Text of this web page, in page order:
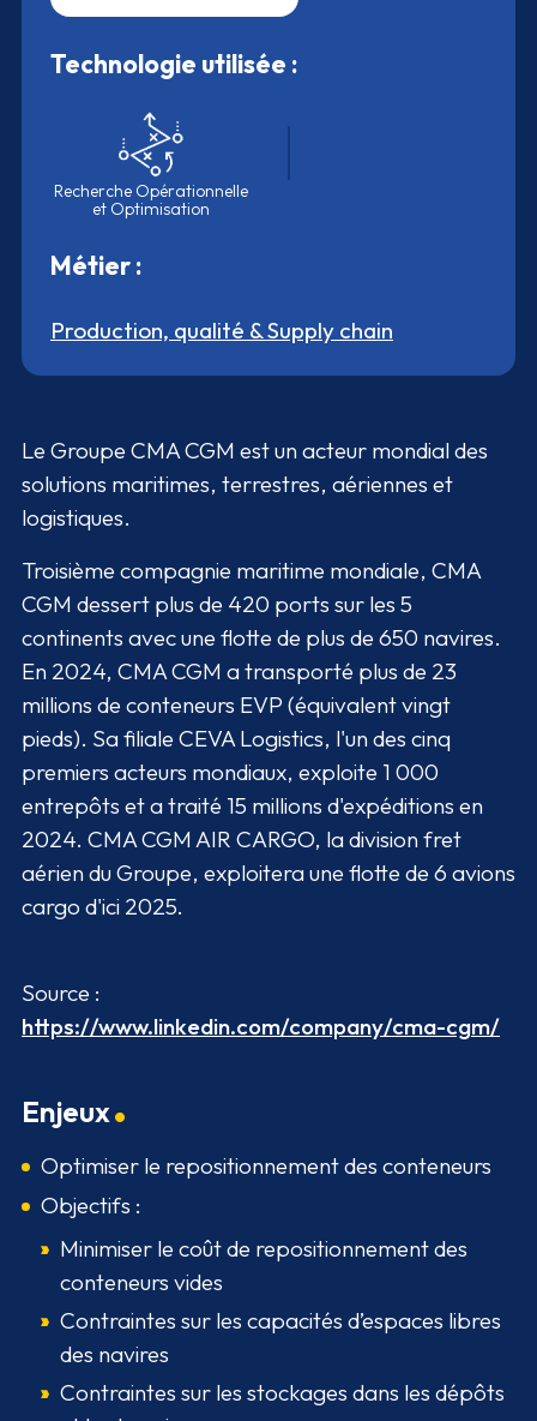
Technologie utilisée :
Recherche Opérationnelle
et Optimisation
Métier :
Production, qualité & Supply chain
Le Groupe CMA CGM est un acteur mondial des
solutions maritimes, terrestres, aériennes et
logistiques.
Troisième compagnie maritime mondiale, CMA
CGM dessert plus de 420 ports sur les 5
continents avec une flotte de plus de 650 navires.
En 2024, CMA CGM a transporté plus de 23
millions de conteneurs EVP (équivalent vingt
pieds). Sa filiale CEVA Logistics, l'un des cinq
premiers acteurs mondiaux, exploite 1 000
entrepôts et a traité 15 millions d'expéditions en
2024. CMA CGM AIR CARGO, la division fret
aérien du Groupe, exploitera une flotte de 6 avions
cargo d'ici 2025.
Source :
https://www.linkedin.com/company/cma-cgm/
Enjeux
Optimiser le repositionnement des conteneurs
Objectifs :
Minimiser le coût de repositionnement des
conteneurs vides
Contraintes sur les capacités d’espaces libres
des navires
Contraintes sur les stockages dans les dépôts